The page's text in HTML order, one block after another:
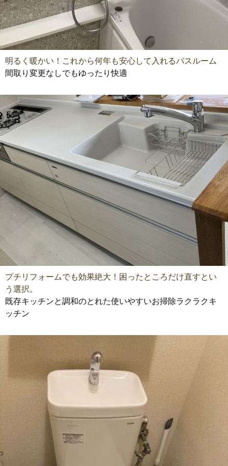
明るく暖かい！これから何年も安心して入れるバスルーム
間取り変更なしでもゆったり快適
プチリフォームでも効果絶大！困ったところだけ直すとい
う選択。
既存キッチンと調和のとれた使いやすいお掃除ラクラクキ
ッチン